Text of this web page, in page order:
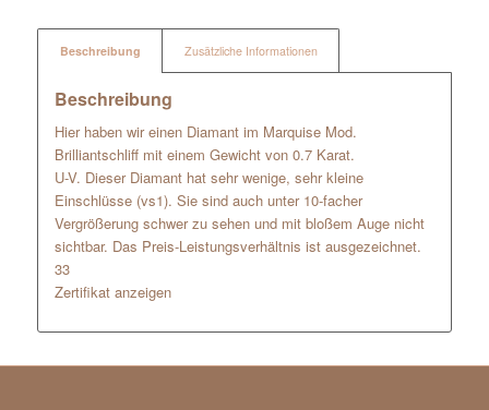
Beschreibung Zusätzliche Informationen
Beschreibung
Hier haben wir einen Diamant im Marquise Mod.
Brilliantschliff mit einem Gewicht von 0.7 Karat.
U-V. Dieser Diamant hat sehr wenige, sehr kleine
Einschlüsse (vs1). Sie sind auch unter 10-facher
Vergrößerung schwer zu sehen und mit bloßem Auge nicht
sichtbar. Das Preis-Leistungsverhältnis ist ausgezeichnet.
33
Zertifikat anzeigen